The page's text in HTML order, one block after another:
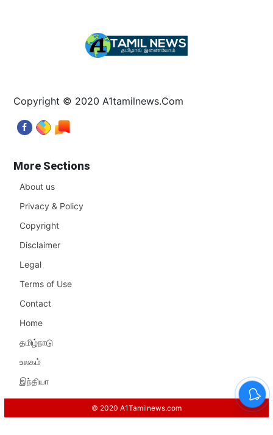
Copyright © 2020 A1tamilnews.Com
More Sections
About us
Privacy & Policy
Copyright
Disclaimer
Legal
Terms of Use
Contact
Home
தமிழ்நாடு
உலகம்
இந்தியா
© 2020 A1Tamilnews.com